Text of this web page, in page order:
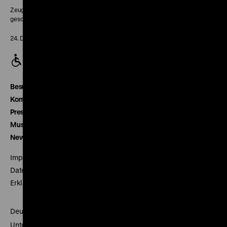
Zeughaus:
geschlossen
24. Dezember geschlossen
Besucherservice
Kontakt
Presse
Museumsverein
Newsletter
Impressum
Datenschutz
Erklärung digitale Barrierefreiheit
Deutsches Historisches Museum
Unter den Linden 2